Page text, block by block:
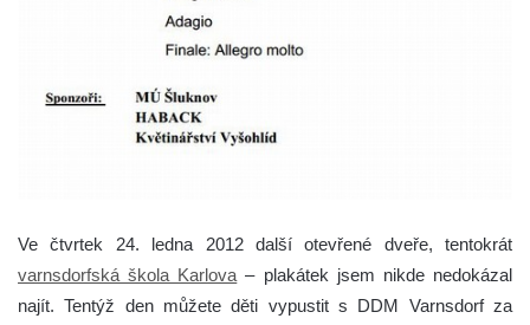
Ve čtvrtek 24. ledna 2012 další otevřené dveře, tentokrát
varnsdorfská škola Karlova – plakátek jsem nikde nedokázal
najít. Tentýž den můžete děti vypustit s DDM Varnsdorf za